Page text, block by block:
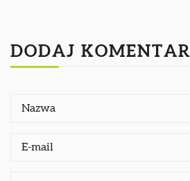
DODAJ